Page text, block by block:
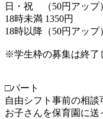
日・祝 （50円アップ
18時未満 1350円
18時以降（50円アッ
※学生枠の募集は終了
□パート
自由シフト事前の相談
お子さんを保育園に